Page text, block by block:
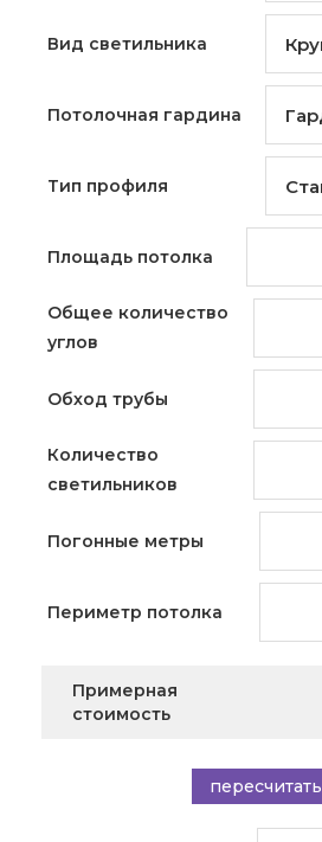
Вид светильника
Потолочная гардина
Тип профиля
Площадь потолка
Общее количество
углов
Обход трубы
Количество
светильников
Погонные метры
Периметр потолка
Примерная
стоимость
пересчитать